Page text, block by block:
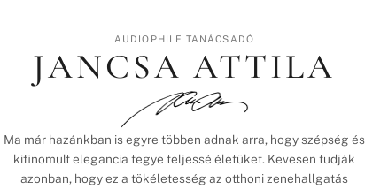
AUDIOPHILE TANÁCSADÓ
JANCSA ATTILA
Ma már hazánkban is egyre többen adnak arra, hogy szépség és
kifinomult elegancia tegye teljessé életüket. Kevesen tudják
azonban, hogy ez a tökéletesség az otthoni zenehallgatás